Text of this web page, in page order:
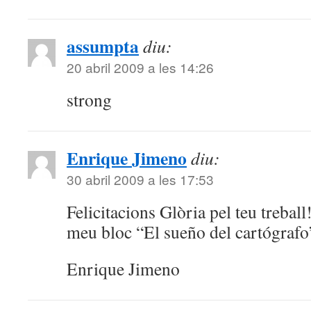
assumptadiu:
20 abril 2009 a les 14:26
strong
Enrique Jimeno diu:
30 abril 2009 a les 17:53
Felicitacions Glòria pel teu
meu bloc “El sueño del
Enrique Jimeno